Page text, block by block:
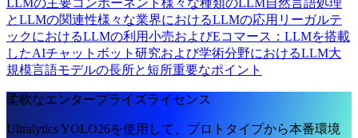
LLMの主要コンポーネント 様々な種類のLLM 自然言語処理
とLLMの関連性様々な業界におけるLLMの応用 リーガルテ
ックにおけるLLMの利用小売およびEコマース：LLMを搭載
したAIチャットボット 研究および学術分野におけるLLM大
規模言語モデルの長所と短所重要なポイント
柔軟なエンタープライズライセンス
Ultralytics YOLO26を使用して、プロトタイプから本番環境